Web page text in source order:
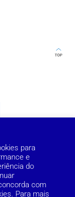
para
e
do
com
Para mais